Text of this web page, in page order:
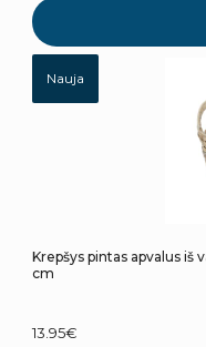
Nauja
Krepšys pintas apvalus iš vandens hiacintų CLIVE D26xH15 (18)
cm
13.95€